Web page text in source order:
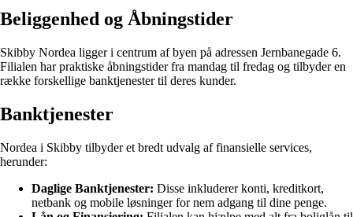
Beliggenhed og Åbningstider
Skibby Nordea ligger i centrum af byen på adressen Jernbanegade 6.
Filialen har praktiske åbningstider fra mandag til fredag og tilbyder en
række forskellige banktjenester til deres kunder.
Banktjenester
Nordea i Skibby tilbyder et bredt udvalg af finansielle services,
herunder:
Daglige Banktjenester: Disse inkluderer konti, kreditkort,
netbank og mobile løsninger for nem adgang til dine penge.